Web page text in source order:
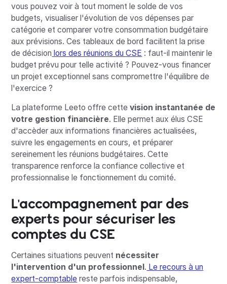
vous pouvez voir à tout moment le solde de vos
budgets, visualiser l'évolution de vos dépenses par
catégorie et comparer votre consommation budgétaire
aux prévisions. Ces tableaux de bord facilitent la prise
de décision lors des réunions du CSE : faut-il maintenir le
budget prévu pour telle activité ? Pouvez-vous financer
un projet exceptionnel sans compromettre l'équilibre de
l'exercice ?
La plateforme Leeto offre cettevision instantanée de
votre gestion financière. Elle permet aux élus CSE
d'accèder aux informations financières actualisées,
suivre les engagements en cours, et préparer
sereinement les réunions budgétaires. Cette
transparence renforce la confiance collective et
professionnalise le fonctionnement du comité.
L'accompagnement par des
experts pour sécuriser les
comptes du CSE
Certaines situations peuvent nécessiter
l'intervention d'un professionnel. Le recours à un
expert-comptable reste parfois indispensable,